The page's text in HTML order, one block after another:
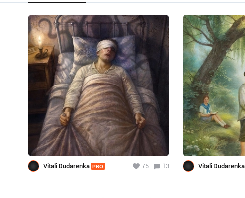
Vitali Dudarenka PRO 75 13 Vitali Dudarenka